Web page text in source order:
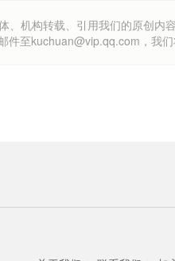
机构转载、引用我们的原创内
至kuchuan@vip.qq.com，我们